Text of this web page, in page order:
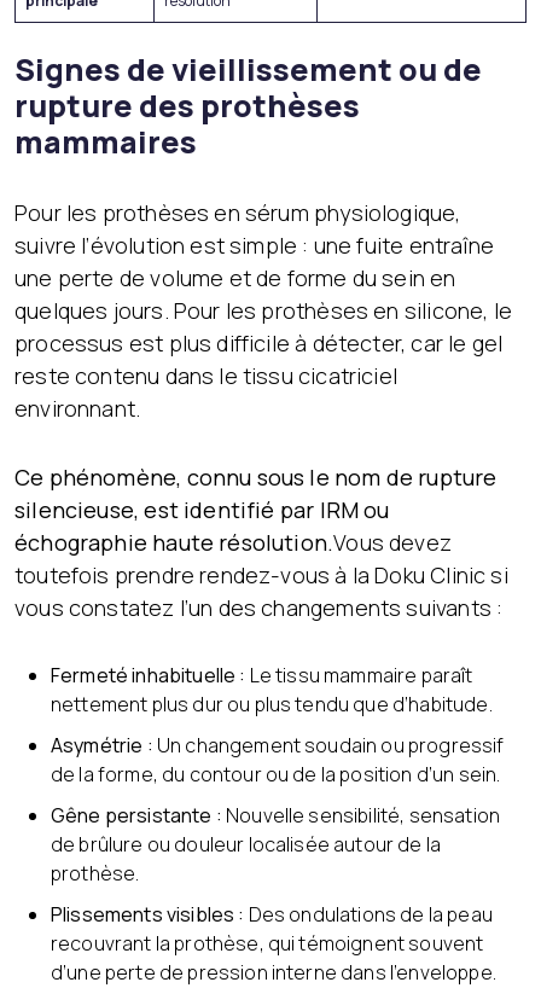
Signes de vieillissement ou de
rupture des prothèses
mammaires
Pour les prothèses en sérum physiologique,
suivre l’évolution est simple : une fuite entraîne
une perte de volume et de forme du sein en
quelques jours. Pour les prothèses en silicone, le
processus est plus difficile à détecter, car le gel
reste contenu dans le tissu cicatriciel
environnant.
Ce phénomène, connu sous le nom de rupture
silencieuse, est identifié par IRM ou
échographie haute résolution.Vous devez
toutefois prendre rendez-vous à la Doku Clinic si
vous constatez l’un des changements suivants :
Fermeté inhabituelle : Le tissu mammaire paraît
nettement plus dur ou plus tendu que d’habitude.
Asymétrie : Un changement soudain ou progressif
de la forme, du contour ou de la position d’un sein.
Gêne persistante : Nouvelle sensibilité, sensation
de brûlure ou douleur localisée autour de la
prothèse.
Plissements visibles : Des ondulations de la peau
recouvrant la prothèse, qui témoignent souvent
d’une perte de pression interne dans l’enveloppe.